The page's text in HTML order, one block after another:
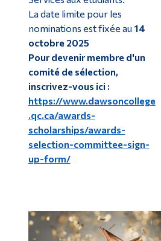
La date limite pour les
nominations est fixée au 14
octobre 2025
Pour devenir membre d'un
comité de sélection,
inscrivez-vous ici :
https://www.dawsoncollege
.qc.ca/awards-
scholarships/awards-
selection-committee-sign-
up-form/